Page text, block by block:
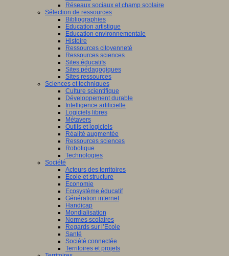
Réseaux sociaux et champ scolaire
Sélection de ressources
Bibliographies
Education artistique
Education environnementale
Histoire
Ressources citoyenneté
Ressources sciences
Sites éducatifs
Sites pédagogiques
Sites ressources
Sciences et techniques
Culture scientifique
Développement durable
Intelligence artificielle
Logiciels libres
Métavers
Outils et logiciels
Réalité augmentée
Ressources sciences
Robotique
Technologies
Société
Acteurs des territoires
Ecole et structure
Economie
Ecosystème éducatif
Génération internet
Handicap
Mondialisation
Normes scolaires
Regards sur l’Ecole
Santé
Société connectée
Territoires et projets